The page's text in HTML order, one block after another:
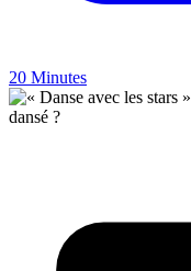
20 Minutes